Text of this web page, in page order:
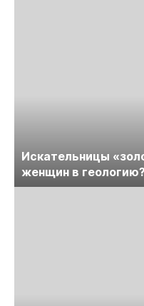
Искательницы
женщин в геологию?